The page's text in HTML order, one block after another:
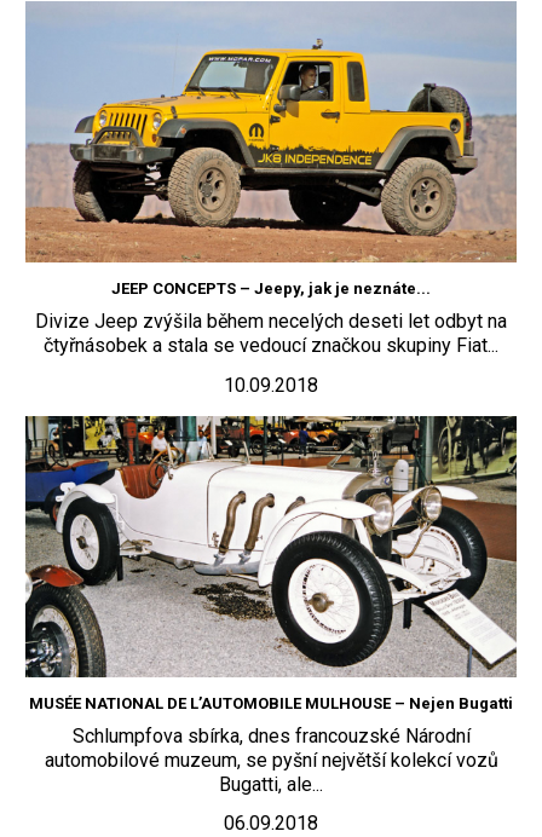
JEEP CONCEPTS – Jeepy, jak je neznáte...
Divize Jeep zvýšila během necelých deseti let odbyt na
čtyřnásobek a stala se vedoucí značkou skupiny Fiat...
10.09.2018
MUSÉE NATIONAL DE L’AUTOMOBILE MULHOUSE – Nejen Bugatti
Schlumpfova sbírka, dnes francouzské Národní
automobilové muzeum, se pyšní největší kolekcí vozů
Bugatti, ale...
06.09.2018